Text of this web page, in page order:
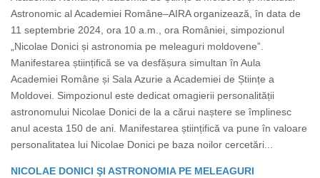
Astronomic al Academiei Române–AIRA organizează, în data de
11 septembrie 2024, ora 10 a.m., ora României, simpozionul
„Nicolae Donici și astronomia pe meleaguri moldovene”.
Manifestarea științifică se va desfășura simultan în Aula
Academiei Române și Sala Azurie a Academiei de Științe a
Moldovei. Simpozionul este dedicat omagierii personalității
astronomului Nicolae Donici de la a cărui naștere se împlinesc
anul acesta 150 de ani. Manifestarea științifică va pune în valoare
personalitatea lui Nicolae Donici pe baza noilor cercetări...
NICOLAE DONICI ŞI ASTRONOMIA PE MELEAGURI